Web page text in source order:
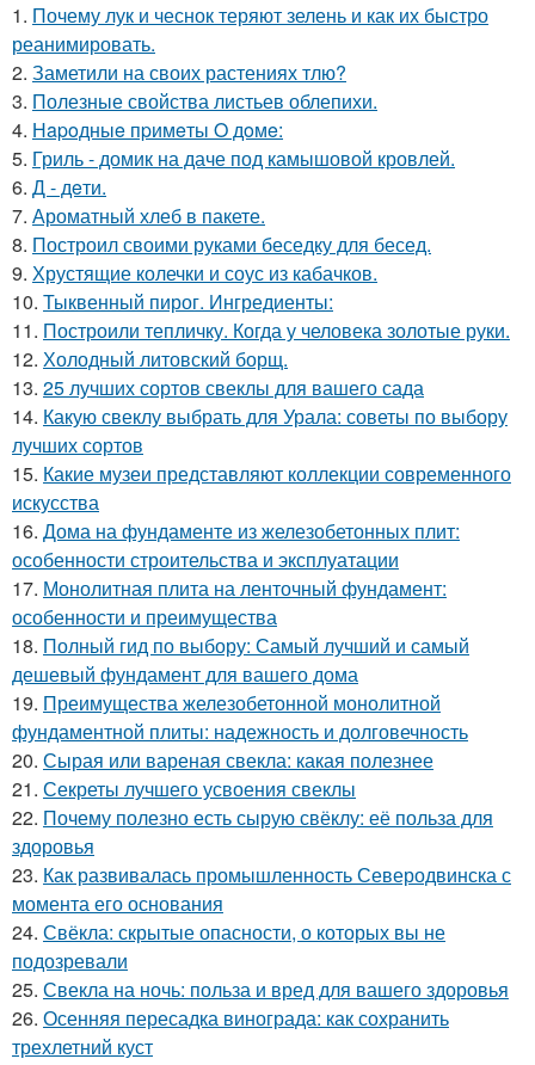
1. Почему лук и чеснок теряют зелень и как их быстро
реанимировать.
2. Заметили на своих растениях тлю?
3. Полезные свойства листьев облепихи.
4. Нapoдныe пpимeты O дoмe:
5. Гриль - домик на даче под камышовой кровлей.
6. Д - дeти.
7. Ароматный хлеб в пакете.
8. Построил своими руками беседку для бесед.
9. Хрустящие колечки и соус из кабачков.
10. Тыквенный пирог. Ингредиенты:
11. Построили тепличку. Когда у человека золотые руки.
12. Холодный литовский борщ.
13. 25 лучших сортов свеклы для вашего сада
14. Какую свеклу выбрать для Урала: советы по выбору
лучших сортов
15. Какие музеи представляют коллекции современного
искусства
16. Дома на фундаменте из железобетонных плит:
особенности строительства и эксплуатации
17. Монолитная плита на ленточный фундамент:
особенности и преимущества
18. Полный гид по выбору: Самый лучший и самый
дешевый фундамент для вашего дома
19. Преимущества железобетонной монолитной
фундаментной плиты: надежность и долговечность
20. Сырая или вареная свекла: какая полезнее
21. Секреты лучшего усвоения свеклы
22. Почему полезно есть сырую свёклу: её польза для
здоровья
23. Как развивалась промышленность Северодвинска с
момента его основания
24. Свёкла: скрытые опасности, о которых вы не
подозревали
25. Свекла на ночь: польза и вред для вашего здоровья
26. Осенняя пересадка винограда: как сохранить
трехлетний куст